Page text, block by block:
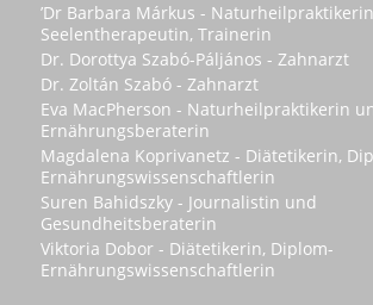
’Dr Barbara Márkus -
Seelentherapeutin, Trainerin
Dr. Dorottya Szabó-Páljános - Zahnarzt
Dr. Zoltán Szabó - Zahnarzt
Eva MacPherson - Naturheilpraktikerin
Ernährungsberaterin
Magdalena Koprivanetz - Diätetikerin,
Ernährungswissenschaftlerin
Suren Bahidszky - Journalistin und
Gesundheitsberaterin
Viktoria Dobor - Diätetikerin, Diplom-
Ernährungswissenschaftlerin